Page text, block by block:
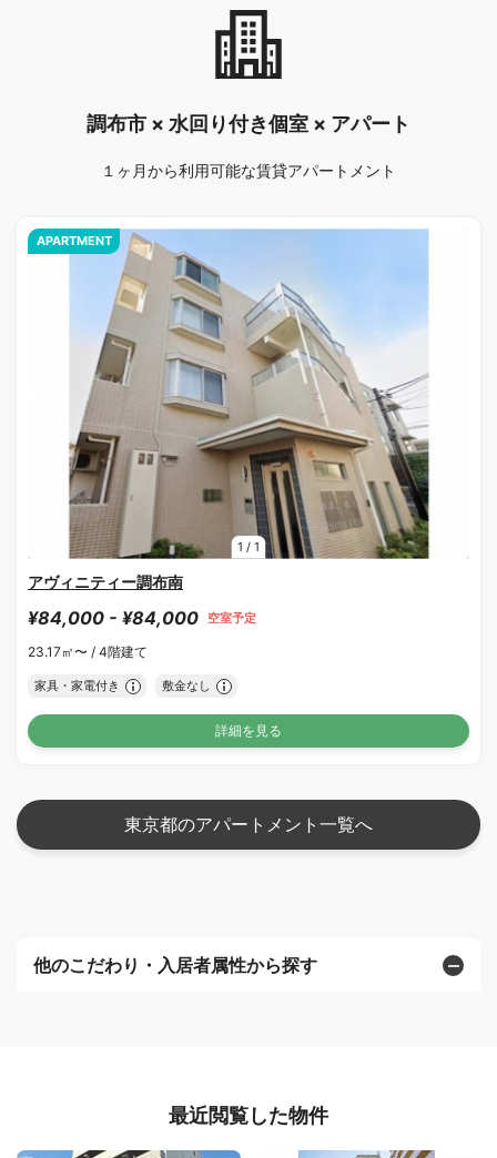
調布市 × 水回り付き個室 × アパート
１ヶ月から利用可能な賃貸アパートメント
1 / 1
APARTMENT
アヴィニティー調布南
¥84,000 - ¥84,000 空室予定
23.17㎡〜 / 4階建て
家具・家電付き 敷金なし
詳細を見る
東京都のアパートメント一覧へ
他のこだわり・入居者属性から探す
最近閲覧した物件